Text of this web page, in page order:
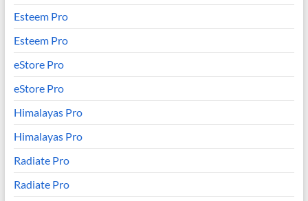
Esteem Pro
Esteem Pro
eStore Pro
eStore Pro
Himalayas Pro
Himalayas Pro
Radiate Pro
Radiate Pro